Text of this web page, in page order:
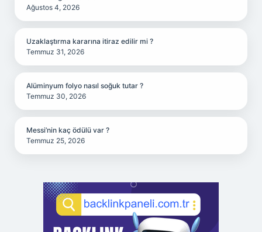
Ağustos 4, 2026
Uzaklaştırma kararına itiraz edilir mi ?
Temmuz 31, 2026
Alüminyum folyo nasıl soğuk tutar ?
Temmuz 30, 2026
Messi’nin kaç ödülü var ?
Temmuz 25, 2026